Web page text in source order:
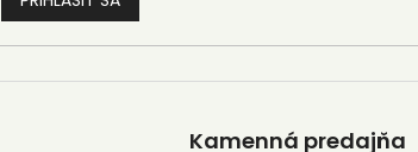
Kamenná predajňa